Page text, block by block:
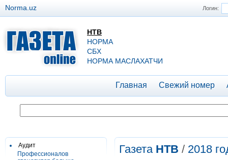
Логин:
Norma.uz
НТВ
НОРМА
СБХ
НОРМА МАСЛАХАТЧИ
Главная Свежий номер
Аудит
Профессионалов
Газета НТВ / 2018